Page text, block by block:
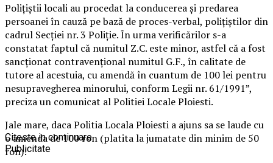
Polițiștii locali au procedat la conducerea și predarea
persoanei în cauză pe bază de proces-verbal, polițiștilor din
cadrul Secției nr. 3 Poliție. În urma verificărilor s-a
constatat faptul că numitul Z.C. este minor, astfel că a fost
sancționat contravențional numitul G.F., în calitate de
tutore al acestuia, cu amendă în cuantum de 100 lei pentru
nesupravegherea minorului, conform Legii nr. 61/1991”,
preciza un comunicat al Politiei Locale Ploiesti.
Jale mare, daca Politia Locala Ploiesti a ajuns sa se laude cu
o amenda de 100 ron (platita la jumatate din minim de 50
ron)!
Citeste in continuare
Publicitate